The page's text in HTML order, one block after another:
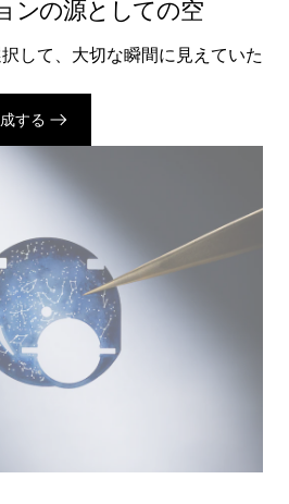
ンの源としての空
して、大切な瞬間に見えていた
する